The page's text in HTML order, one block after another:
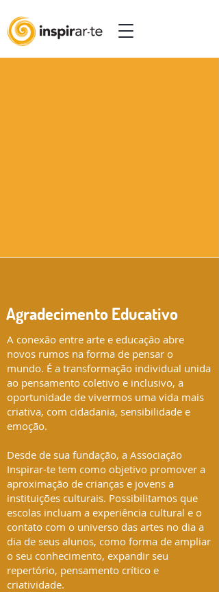
Agradecimento Educativo
A conexão entre arte e educação abre
novos rumos na forma de pensar o
mundo. É a transformação individual unida
ao pensamento coletivo e inclusivo, a
oportunidade de vivermos uma vida mais
criativa, com cidadania, sensibilidade e
emoção.
Desde de sua fundação, a Associação
Inspirar-te tem como objetivo promover a
aproximação de crianças e jovens a
instituições culturais. Possibilitamos que
escolas incluam a experiência cultural e o
contato com o universo das artes no dia a
dia de seus alunos, como forma de ampliar
o seu conhecimento, expandir seu
repertório, pensamento crítico e
criatividade.